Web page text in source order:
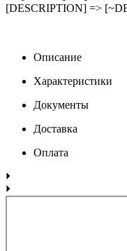
[DESCRIPTION] =>
Описание
Характеристики
Документы
Доставка
Оплата